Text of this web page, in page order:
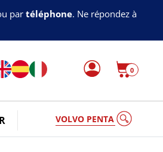
par téléphone. Ne répondez à
0
VOLVO P